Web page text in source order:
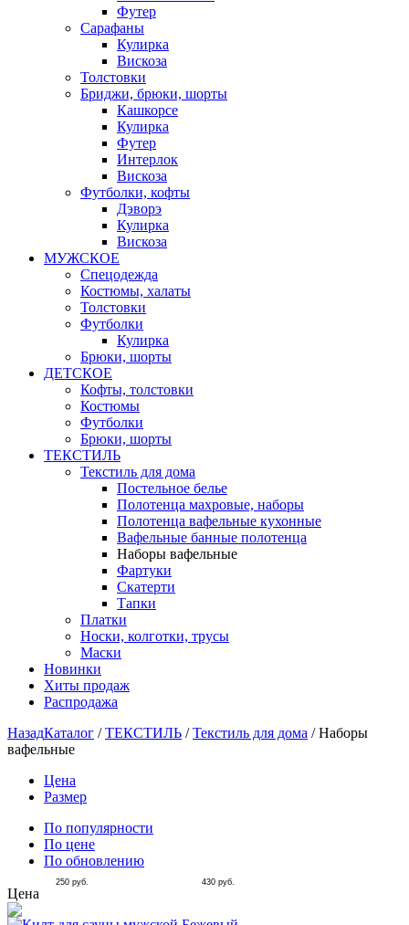
Футер
Сарафаны
Кулирка
Вискоза
Толстовки
Бриджи, брюки, шорты
Кашкорсе
Кулирка
Футер
Интерлок
Вискоза
Футболки, кофты
Дэворэ
Кулирка
Вискоза
МУЖСКОЕ
Спецодежда
Костюмы, халаты
Толстовки
Футболки
Кулирка
Брюки, шорты
ДЕТСКОЕ
Кофты, толстовки
Костюмы
Футболки
Брюки, шорты
ТЕКСТИЛЬ
Текстиль для дома
Постельное белье
Полотенца махровые, наборы
Полотенца вафельные кухонные
Вафельные банные полотенца
Наборы вафельные
Фартуки
Скатерти
Тапки
Платки
Носки, колготки, трусы
Маски
Новинки
Хиты продаж
Распродажа
НазадКаталог /ТЕКСТИЛЬ /Текстиль для дома /Наборы
вафельные
Цена
Размер
По популярности
По цене
По обновлению
Цена
250 руб. 430 руб.